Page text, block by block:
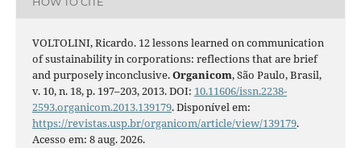
VOLTOLINI, Ricardo. 12 lessons learned on communication
of sustainability in corporations: reflections that are brief
and purposely inconclusive.Organicom, São Paulo, Brasil,
v. 10, n. 18, p. 197–203, 2013. DOI: 10.11606/issn.2238-
2593.organicom.2013.139179. Disponível em:
https://revistas.usp.br/organicom/article/view/139179.
Acesso em: 8 aug. 2026.